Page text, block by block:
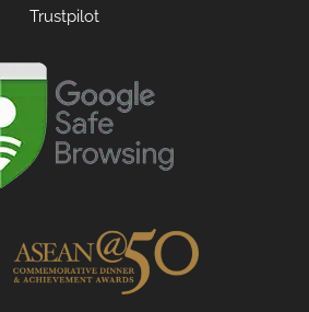
Trustpilot